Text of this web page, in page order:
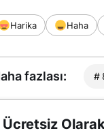
Harika Haha
fazlası: #
Ücretsiz